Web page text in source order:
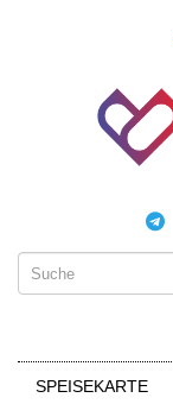
SPEISEKARTE